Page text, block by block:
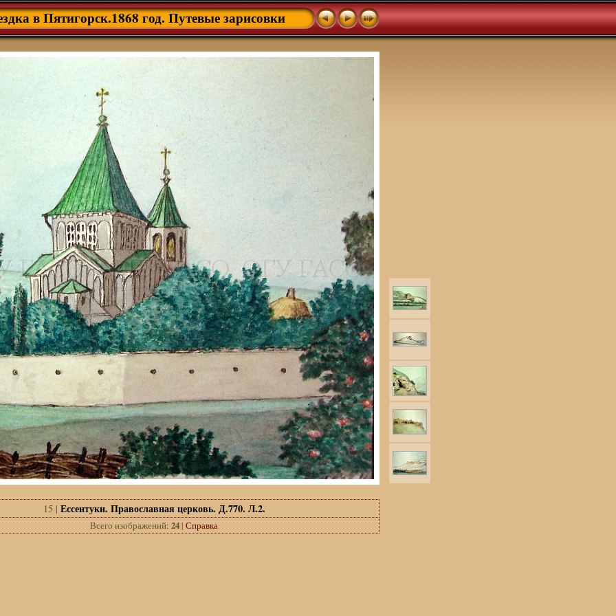
в Пятигорск.1868 год. Путевые зарисовки
15 | Ессентуки. Православная церковь. Д.770. Л.2.
Всего изображений: 24 | Справка